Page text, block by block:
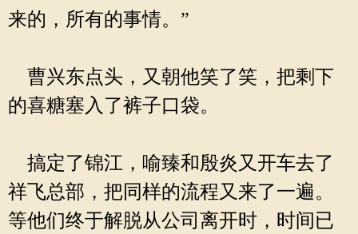
来的，所有的事情。”
曹兴东点头，又朝他笑了笑，把剩下
的喜糖塞入了裤子口袋。
搞定了锦江，喻臻和殷炎又开车去了
祥飞总部，把同样的流程又来了一遍。
等他们终于解脱从公司离开时，时间已